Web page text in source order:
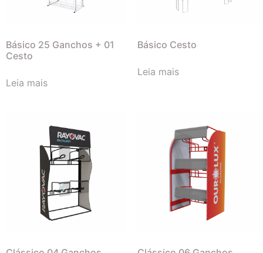
Básico 25 Ganchos + 01
Cesto
Leia mais
Básico Cesto
Leia mais